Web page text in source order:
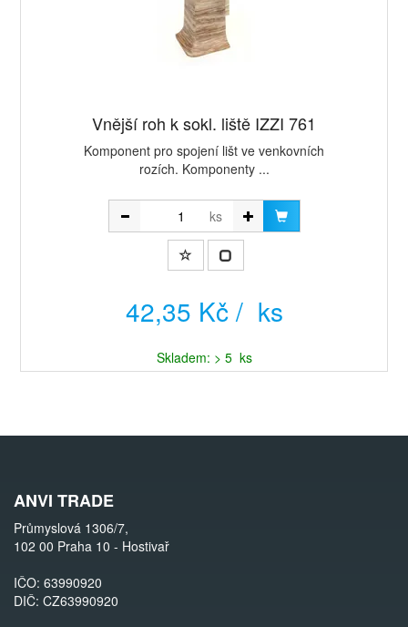
Vnější roh k sokl. liště IZZI 761
Komponent pro spojení lišt ve venkovních
rozích. Komponenty ...
ks
42,35 Kč / ks
Skladem: > 5 ks
ANVI TRADE
Průmyslová 1306/7,
102 00 Praha 10 - Hostivař
IČO: 63990920
DIČ: CZ63990920